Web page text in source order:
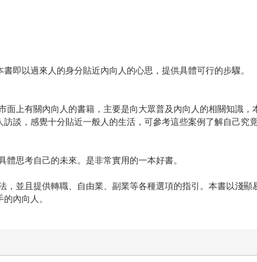
即以過來人的身分貼近內向人的心思，提供具體可行的步驟。
上有關內向人的書籍，主要是向大眾普及內向人的相關知識，
談，感覺十分貼近一般人的生活，可參考這些案例了解自己究
思考自己的未來。是非常實用的一本好書。
並且提供轉職、自由業、副業等各種選項的指引。本書以淺顯
內向人。